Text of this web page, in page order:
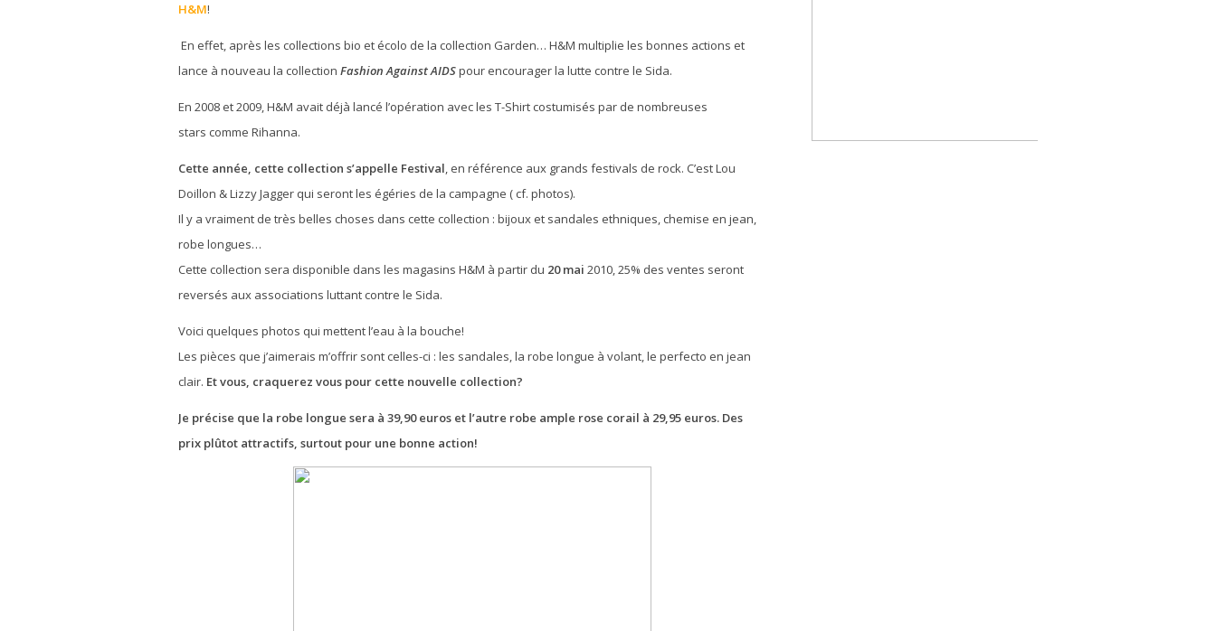
H&M!
En effet, après les collections bio et écolo de la collection Garden… H&M multiplie les bonnes actions et
lance à nouveau la collection Fashion Against AIDSpour encourager la lutte contre le Sida.
En 2008 et 2009, H&M avait déjà lancé l’opération avec les T-Shirt costumisés par de nombreuses
stars comme Rihanna.
Cette année, cette collection s’appelle Festival, en référence aux grands festivals de rock. C’est Lou
Doillon & Lizzy Jagger qui seront les égéries de la campagne ( cf. photos).
Il y a vraiment de très belles choses dans cette collection : bijoux et sandales ethniques, chemise en jean,
robe longues…
Cette collection sera disponible dans les magasins H&M à partir du 20 mai 2010, 25% des ventes seront
reversés aux associations luttant contre le Sida.
Voici quelques photos qui mettent l’eau à la bouche!
Les pièces que j’aimerais m’offrir sont celles-ci : les sandales, la robe longue à volant, le perfecto en jean
clair. Et vous, craquerez vous pour cette nouvelle collection?
Je précise que la robe longue sera à 39,90 euros et l’autre robe ample rose corail à 29,95 euros. Des
prix plûtot attractifs, surtout pour une bonne action!